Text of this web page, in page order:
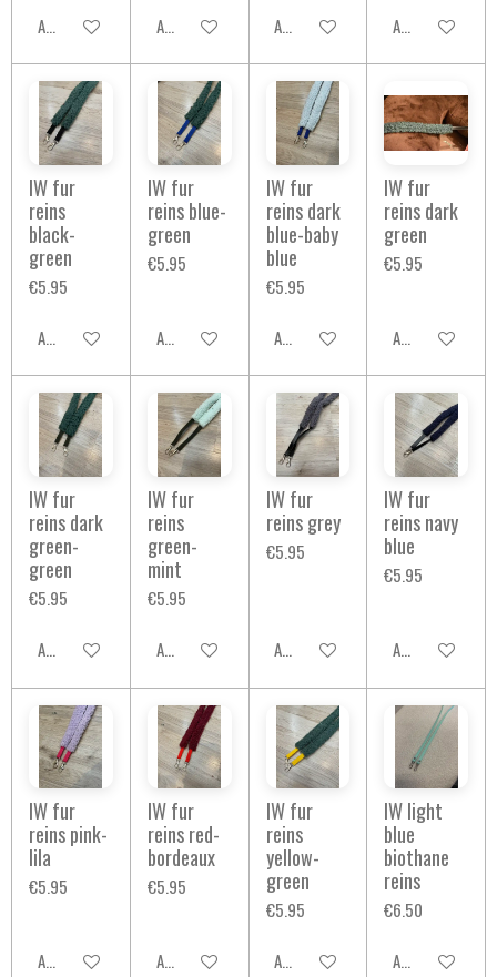
Add to cart Add to cart Add to cart Add to cart
IW fur
reins
black-
green
€5.95
Add to cart
IW fur
reins blue-
green
€5.95
Add to cart
IW fur
reins dark
blue-baby
blue
€5.95
Add to cart
IW fur
reins dark
green
€5.95
Add to cart
IW fur
reins dark
green-
green
€5.95
Add to cart
IW fur
reins
green-
mint
€5.95
Add to cart
IW fur
reins grey
€5.95
Add to cart
IW fur
reins navy
blue
€5.95
Add to cart
IW fur
reins pink-
lila
€5.95
Add to cart
IW fur
reins red-
bordeaux
€5.95
Add to cart
IW fur
reins
yellow-
green
€5.95
Add to cart
IW light
blue
biothane
reins
€6.50
Add to cart